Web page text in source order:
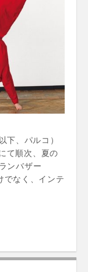
下、パルコ）
て順次、夏の
ンバザー
でなく、インテ